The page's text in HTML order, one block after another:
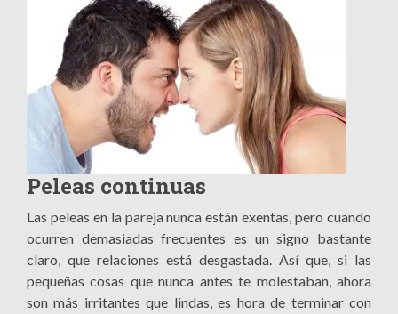
Peleas continuas
Las peleas en la pareja nunca están exentas, pero cuando
ocurren demasiadas frecuentes es un signo bastante
claro, que relaciones está desgastada. Así que, si las
pequeñas cosas que nunca antes te molestaban, ahora
son más irritantes que lindas, es hora de terminar con